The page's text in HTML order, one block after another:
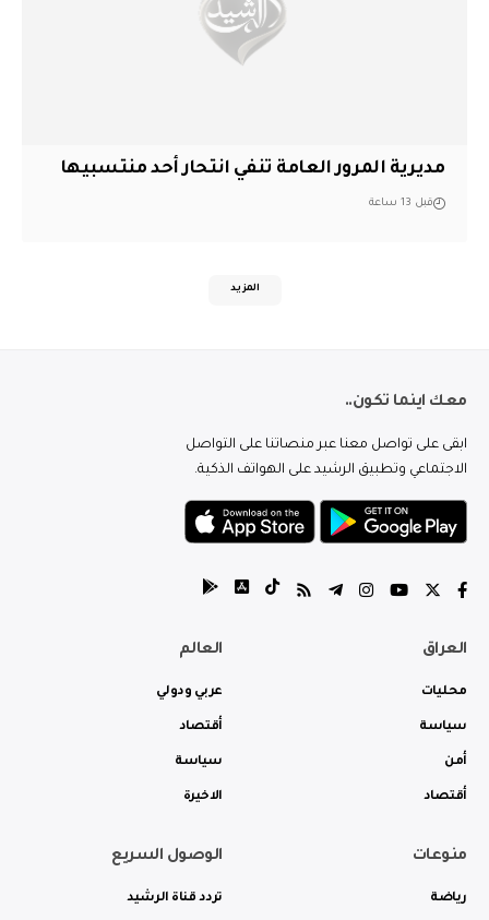
مديرية المرور العامة تنفي انتحار أحد منتسبيها
قبل 13 ساعة
المزيد
معك اينما تكون..
ابقى على تواصل معنا عبر منصاتنا على التواصل
الاجتماعي وتطبيق الرشيد على الهواتف الذكية.
العراق
محليات
سياسة
أمن
أقتصاد
العالم
عربي ودولي
أقتصاد
سياسة
الاخيرة
منوعات
رياضة
الوصول السريع
تردد قناة الرشيد